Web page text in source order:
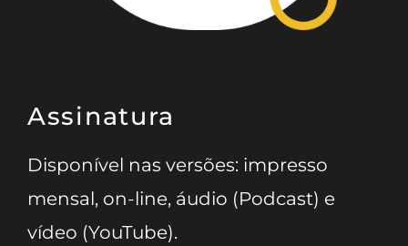
Assinatura
Disponível nas versões: impresso
mensal, on-line, áudio (Podcast) e
vídeo (YouTube).